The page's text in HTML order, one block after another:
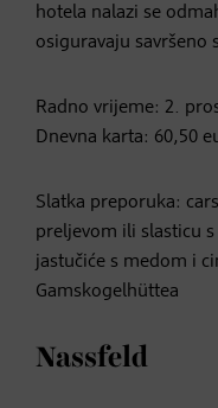
hotela nalazi se
osiguravaju savršeno
Radno vrijeme: 2.
Dnevna karta: 60,50
Slatka preporuka:
preljevom ili slasticu
jastučiće s medom i
Gamskogelhüttea
Nassfeld